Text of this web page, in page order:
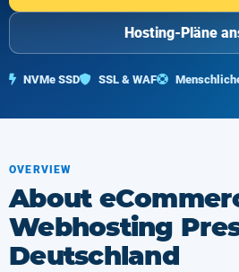
Hosting-Pläne
NVMe SSD SSL & WAF
OVERVIEW
About
Webhosting
Deutschland